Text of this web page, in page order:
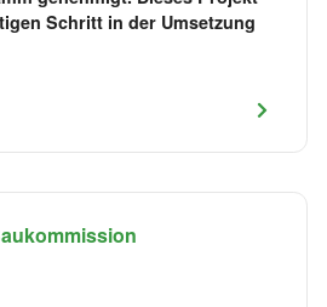
Schritt in der Umsetzung